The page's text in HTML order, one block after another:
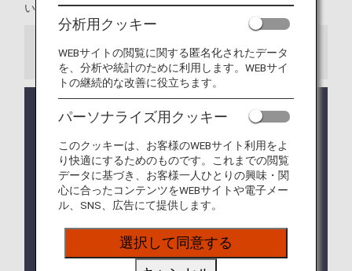
います。事前にご確認ください。
ご注意
コードシェア便および他航空会社の運航便が旅程に
含まれる場合は、他社の手荷物ルール
が適用になる
場合があります。
航空機での輸送が可能であるか、出発までに確認が
取れない場合は、輸送をお断りすることがあります
ので、あらかじめご了承ください。
一部の国・地域によっては、本ページに記載してい
る手荷物以外にも 機内持ち込み・お預かりの制限
設けている場合がございます。
分析用クッキー
WEBサイトの閲覧に関する匿名化されたデータ
を、分析や統計のために利用します。WEBサイ
トの継続的な改善に役立ちます。
パーソナライズ用クッキー
このクッキーは、お客様のWEBサイト利用をよ
り快適にするためのものです。これまでの閲覧
データに基づき、お客様一人ひとりの興味・関
心に合ったコンテンツをWEBサイトや電子メー
ル、SNS、広告にて提供します。
選択して同意する